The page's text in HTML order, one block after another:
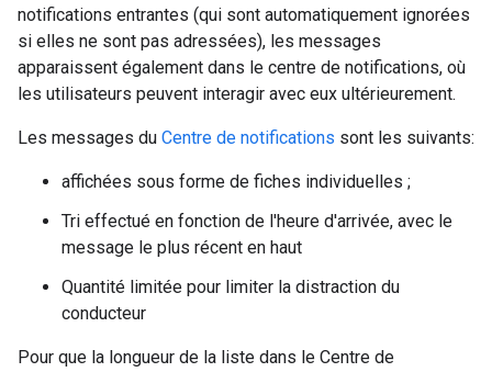
notifications entrantes (qui sont automatiquement ignorées
si elles ne sont pas adressées), les messages
apparaissent également dans le centre de notifications, où
les utilisateurs peuvent interagir avec eux ultérieurement.
Les messages du Centre de notifications sont les suivants:
affichées sous forme de fiches individuelles ;
Tri effectué en fonction de l'heure d'arrivée, avec le
message le plus récent en haut
Quantité limitée pour limiter la distraction du
conducteur
Pour que la longueur de la liste dans le Centre de